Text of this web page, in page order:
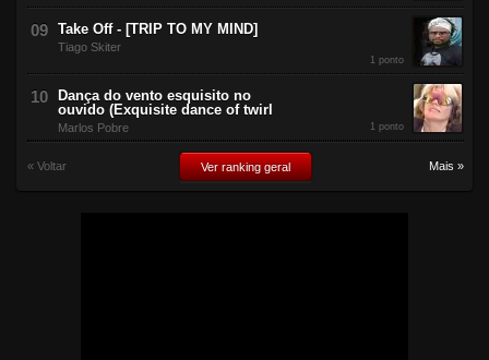
Take Off - [TRIP TO MY MIND]
Tiago Skiter
1 ponto
Dança do vento esquisito no
ouvido (Exquisite dance of twirl
Marlos Pobre 1 ponto
« Voltar Ver ranking geral Mais »